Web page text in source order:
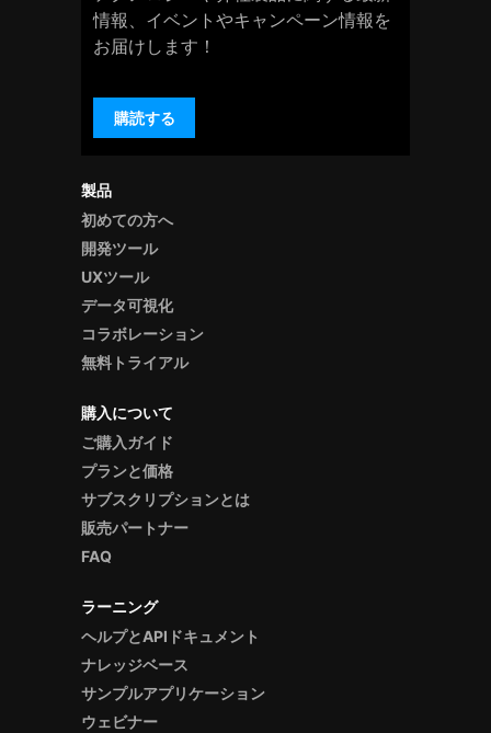
製品
初めての方へ
開発ツール
UXツール
データ可視化
コラボレーション
無料トライアル
購入について
ご購入ガイド
プランと価格
サブスクリプションとは
販売パートナー
FAQ
ラーニング
ヘルプとAPIドキュメント
ナレッジベース
サンプルアプリケーション
ウェビナー
情報、イベントやキャンペーン情報を
お届けします！
購読する